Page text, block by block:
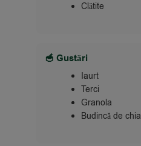
Clătite
🥣 Gustări
Iaurt
Terci
Granola
Budincă de chia